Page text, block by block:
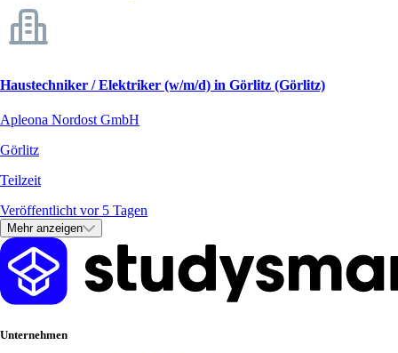
Haustechniker / Elektriker (w/m/d) in Görlitz (Görlitz)
Apleona Nordost GmbH
Görlitz
Teilzeit
Veröffentlicht vor 5 Tagen
Mehr anzeigen
Unternehmen